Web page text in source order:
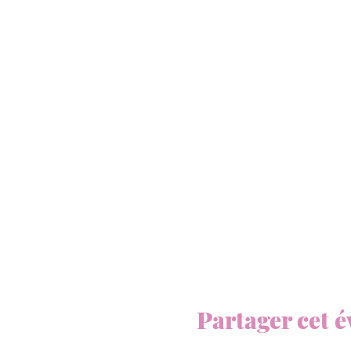
Partager cet